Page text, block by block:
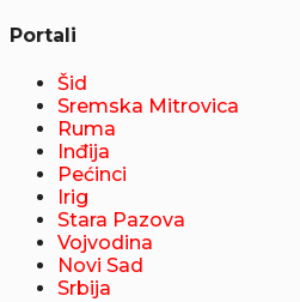
Portali
Šid
Sremska Mitrovica
Ruma
Inđija
Pećinci
Irig
Stara Pazova
Vojvodina
Novi Sad
Srbija